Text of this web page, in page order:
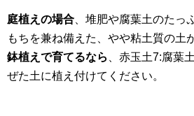
庭植えの場合 、堆肥や腐葉土のたっ
もちを兼ね備えた、やや粘土質の土
鉢植えで育てるなら
、赤玉土7:腐葉
ぜた土に植え付けてください。